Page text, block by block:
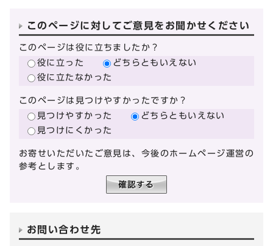
このページに対してご意見をお聞かせください
このページは役に立ちましたか？
役に立った
どちらともいえない
役に立たなかった
このページは見つけやすかったですか？
見つけやすかった
どちらともいえない
見つけにくかった
お寄せいただいたご意見は、今後のホームページ運営の
参考とします。
お問い合わせ先